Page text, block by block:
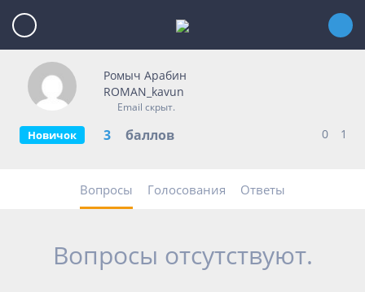
Ромыч Арабин
ROMAN_kavun
Email скрыт.
Новичок 3 баллов 0 1
Вопросы Голосования Ответы
Вопросы отсутствуют.